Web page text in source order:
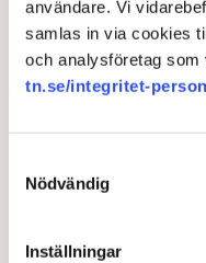
användare. Vi
samlas in via cookies
och analysföretag
tn.se/integritet-
Nödvändig
Inställningar
”En stark
främsta